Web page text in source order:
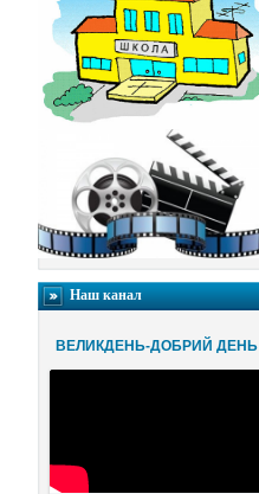
Наш канал
ВЕЛИКДЕНЬ-ДОБРИЙ ДЕНЬ